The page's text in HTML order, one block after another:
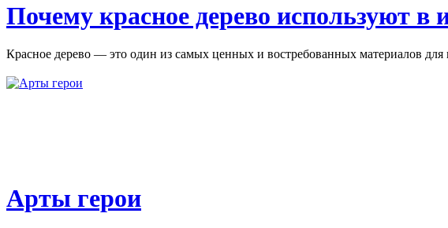
Почему красное дерево используют в
Красное дерево — это один из самых ценных и востребованных материалов для
Арты герои